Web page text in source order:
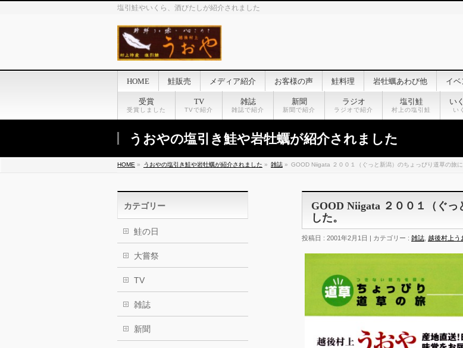
塩引鮭やいくら、酒びたしが紹介されました
HOME 鮭販売 メディア紹介 お客様の声 鮭料理 岩牡蠣あわび他 イベ
受賞
受賞しました
TV
TVで紹介
雑誌
雑誌で紹介
新聞
新聞で紹介
ラジオ
ラジオで紹介
塩引鮭
村上の塩引鮭
い
い
うおやの塩引き鮭や岩牡蠣が紹介されました
HOME » うおやの塩引き鮭や岩牡蠣が紹介されました » 雑誌 » GOOD Niigata ２００１（ぐっと新潟）のちょっぴり道草の旅に
GOOD Niigata ２００１（ぐ
した。
投稿日 : 2001年2月1日 | カテゴリー : 雑誌 越後村上う
カテゴリー
鮭の日
大嘗祭
TV
雑誌
新聞